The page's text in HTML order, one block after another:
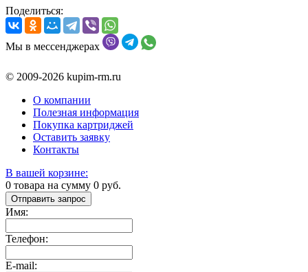
Поделиться:
Мы в мессенджерах
© 2009-2026 kupim-rm.ru
О компании
Полезная информация
Покупка картриджей
Оставить заявку
Контакты
В вашей корзине:
0 товара на сумму 0 руб.
Отправить запрос
Имя:
Телефон:
E-mail: